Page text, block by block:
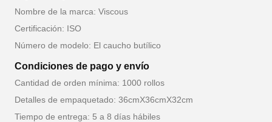
Nombre de la marca: Viscous
Certificación: ISO
Número de modelo: El caucho butílico
Condiciones de pago y envío
Cantidad de orden mínima: 1000 rollos
Detalles de empaquetado: 36cmX36cmX32cm
Tiempo de entrega: 5 a 8 días hábiles